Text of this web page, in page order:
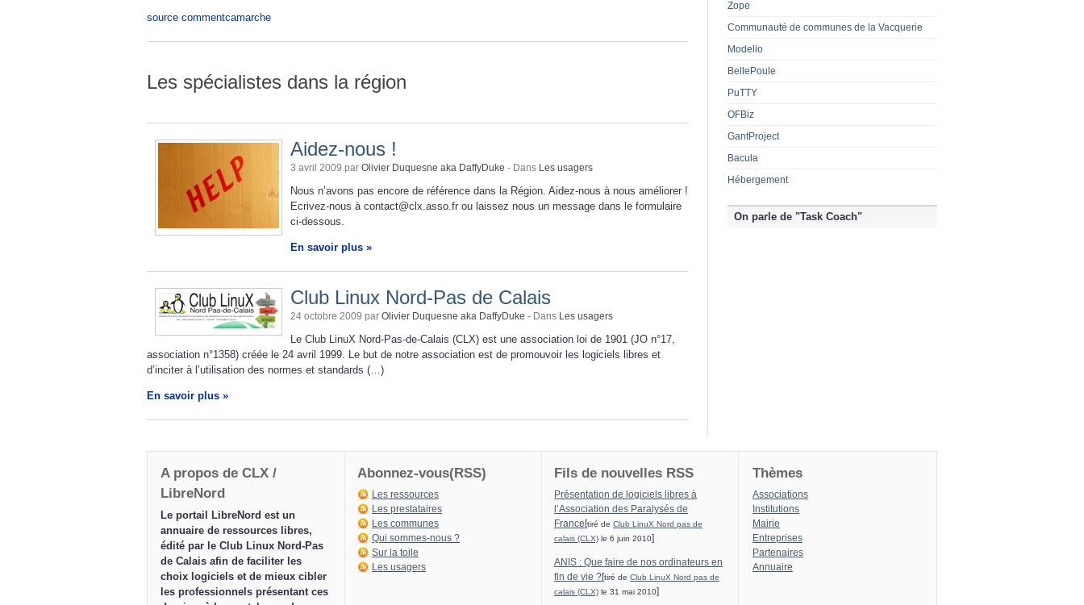
source commentcamarche
Les spécialistes dans la région
Aidez-nous !
3 avril 2009 par Olivier Duquesne aka DaffyDuke - Dans Les usagers
Nous n’avons pas encore de référence dans la Région. Aidez-nous à nous améliorer !
Ecrivez-nous à contact@clx.asso.fr ou laissez nous un message dans le formulaire
ci-dessous.
En savoir plus »
Club Linux Nord-Pas de Calais
24 octobre 2009 par Olivier Duquesne aka DaffyDuke - Dans Les usagers
Le Club LinuX Nord-Pas-de-Calais (CLX) est une association loi de 1901 (JO n°17,
association n°1358) créée le 24 avril 1999. Le but de notre association est de promouvoir les logiciels libres et
d’inciter à l’utilisation des normes et standards (…)
En savoir plus »
Zope
Communauté de communes de la Vacquerie
Modelio
BellePoule
PuTTY
OFBiz
GantProject
Bacula
Hébergement
On parle de "Task Coach"
A propos de CLX /
LibreNord
Le portail LibreNord est un
annuaire de ressources libres,
édité par le Club Linux Nord-Pas
de Calais afin de faciliter les
choix logiciels et de mieux cibler
les professionnels présentant ces
Abonnez-vous(RSS)
Les ressources
Les prestataires
Les communes
Qui sommes-nous ?
Sur la toile
Les usagers
Fils de nouvelles RSS
Présentation de logiciels libres à
l’Association des Paralysés de
France [tiré de Club LinuX Nord pas de
calais (CLX) le 6 juin 2010]
ANIS : Que faire de nos ordinateurs en
fin de vie ?[tiré de Club LinuX Nord pas de
calais (CLX) le 31 mai 2010]
Thèmes
Associations
Institutions
Mairie
Entreprises
Partenaires
Annuaire